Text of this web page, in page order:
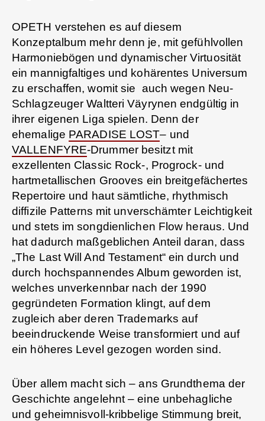
OPETH verstehen es auf diesem
Konzeptalbum mehr denn je, mit gefühlvollen
Harmoniebögen und dynamischer Virtuosität
ein mannigfaltiges und kohärentes Universum
zu erschaffen, womit sie auch wegen Neu-
Schlagzeuger Waltteri Väyrynen endgültig in
ihrer eigenen Liga spielen. Denn der
ehemalige PARADISE LOST– und
VALLENFYRE-Drummer besitzt mit
exzellenten Classic Rock-, Progrock- und
hartmetallischen Grooves ein breitgefächertes
Repertoire und haut sämtliche, rhythmisch
diffizile Patterns mit unverschämter Leichtigkeit
und stets im songdienlichen Flow heraus. Und
hat dadurch maßgeblichen Anteil daran, dass
„The Last Will And Testament“ ein durch und
durch hochspannendes Album geworden ist,
welches unverkennbar nach der 1990
gegründeten Formation klingt, auf dem
zugleich aber deren Trademarks auf
beeindruckende Weise transformiert und auf
ein höheres Level gezogen worden sind.
Über allem macht sich – ans Grundthema der
Geschichte angelehnt – eine unbehagliche
und geheimnisvoll-kribbelige Stimmung breit,